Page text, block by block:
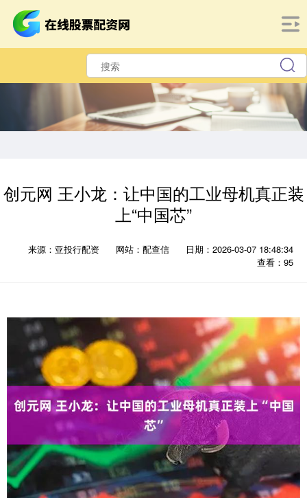
创元网 王小龙：让中国的工业母机真正装
上“中国芯”
来源：亚投行配资 网站：配查信
日期：2026-03-07 18:48:34
查看：95